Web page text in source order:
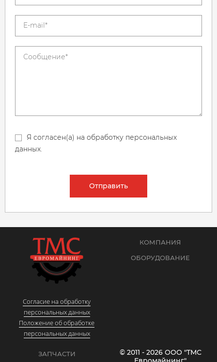
Я согласен(а) на обработку персональных
данных.
Отправить
Согласие на обработку
персональных данных
Положение об обработке
персональных данных
КОМПАНИЯ
ОБОРУДОВАНИЕ
ЗАПЧАСТИ
© 2011 - 2026 ООО "ТМС